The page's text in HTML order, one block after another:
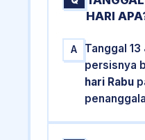
HARI
A
Tanggal
persisnya
hari Rabu